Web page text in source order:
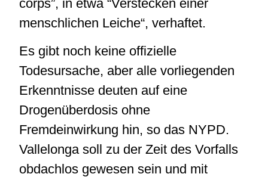
corps”, in etwa “Verstecken einer
menschlichen Leiche“, verhaftet.
Es gibt noch keine offizielle
Todesursache, aber alle vorliegenden
Erkenntnisse deuten auf eine
Drogenüberdosis ohne
Fremdeinwirkung hin, so das NYPD.
Vallelonga soll zu der Zeit des Vorfalls
obdachlos gewesen sein und mit